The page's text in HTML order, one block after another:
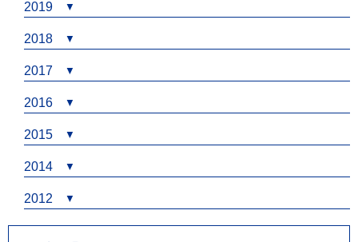
2019
2018
2017
2016
2015
2014
2012